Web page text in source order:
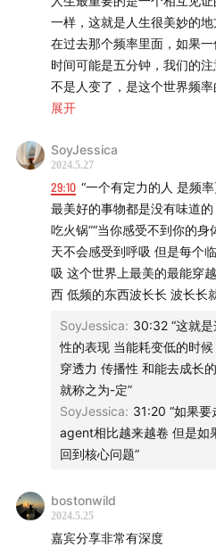
一样，这就是人生很美妙的地
在过去那个频率里面，如果
时间可能是五分钟，我们的
不是人变了，是这个世界频
界体验变了。所以每一次科
我们为什么感觉世界变难了？
是因为这个世界的频率跃迁
频率的跃迁刚刚开始。在接
AI技术对人类社会的渗透，
信息包裹，我们没有办法抗
让自己安静下来去思考、去滋
一个有生命力的人的展现状
爱自己，他的爱也会溢出，
他爱自己的一个结果，而不
以一个有生命力的人对外要
能解决问题。但实事求是是
的。所以一个实事求是的人
一个最好的leader，他应该
折。然后他把这些挫折转化成
展开
SoyJessica
2024.5.27
29:10 “一个有定力的人 是频
最美好的事物都是没有味道
吃火锅”“当你感受不到你的
天不会感受到呼吸 但是每个
吸 这个世界上最美的最能穿
西 低频的东西波长长 波长长
SoyJessica: 30:32 “这就
性的表现 当能耗变低的时
穿透力 传播性 和能去成长
就称之为-定”
SoyJessica: 31:20 “如果
agent相比越来越卷 但是如
回到核心问题”
bostonwild
2024.5.25
嘉宾分享非常有深度